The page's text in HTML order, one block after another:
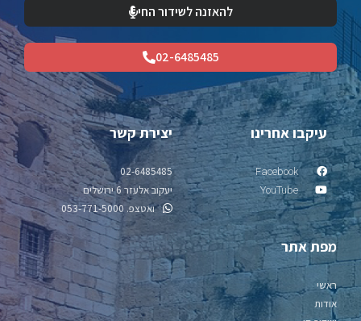
מפת אתר
ראשי
אודות
יצירת קשר
02-6485485
יעקוב אלעזר 6 ירושלים
ואטצפ. 053-771-5000
עיקבו אחרינו
Facebook
YouTube
להאזנה לשידור החי
02-6485485